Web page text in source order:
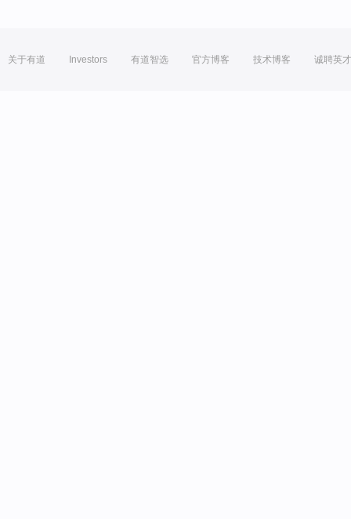
关于有道 Investors 有道智选 官方博客 技术博客 诚聘英才